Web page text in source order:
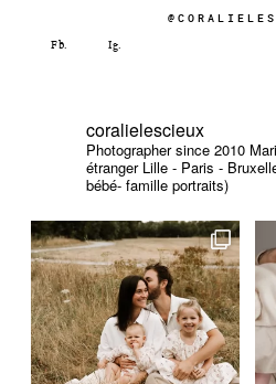
coralielescieux
Photographer since 2010
étranger Lille - Paris -
bébé- famille portraits)